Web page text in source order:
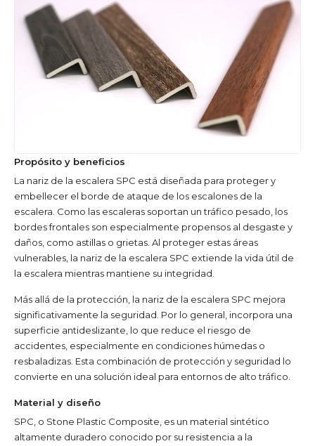
Propósito y beneficios
La nariz de la escalera SPC está diseñada para proteger y
embellecer el borde de ataque de los escalones de la
escalera. Como las escaleras soportan un tráfico pesado, los
bordes frontales son especialmente propensos al desgaste y
daños, como astillas o grietas. Al proteger estas áreas
vulnerables, la nariz de la escalera SPC extiende la vida útil de
la escalera mientras mantiene su integridad.
Más allá de la protección, la nariz de la escalera SPC mejora
significativamente la seguridad. Por lo general, incorpora una
superficie antideslizante, lo que reduce el riesgo de
accidentes, especialmente en condiciones húmedas o
resbaladizas. Esta combinación de protección y seguridad lo
convierte en una solución ideal para entornos de alto tráfico.
Material y diseño
SPC, o Stone Plastic Composite, es un material sintético
altamente duradero conocido por su resistencia a la